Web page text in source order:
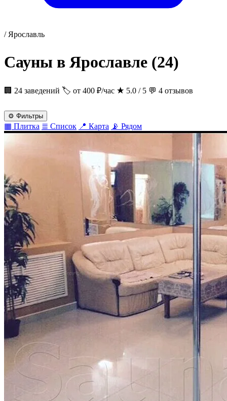
/ Ярославль
Сауны в Ярославле (24)
🏢 24 заведений 🏷 от 400 ₽/час ★ 5.0 / 5 💬 4 отзывов
⚙ Фильтры
▦ Плитка ≣ Список 📍 Карта 📡 Рядом